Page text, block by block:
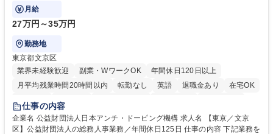
躍いただくことを期待しています。
月給
27万円～35万円
勤務地
東京都文京区
業界未経験歓迎
副業・WワークOK
年間休日120日以上
月平均残業時間20時間以内
転勤なし 英語 退職金あり
在宅OK
賞与あり
育休あり
食事補助あり
仕事の内容
企業名 公益財団法人日本アンチ・ドーピング機構 求人名 【東京／文京
区】公益財団法人の総務人事業務／年間休日125日 仕事の内容 下記業務を